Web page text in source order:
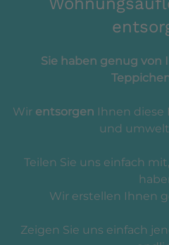
Sie haben genug von
Wir entsorgen Ihnen diese
und
Teilen Sie uns einfach
Wir erstellen Ihnen
Zeigen Sie uns einfach